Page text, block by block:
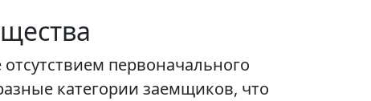
первоначального
категории заемщиков, что